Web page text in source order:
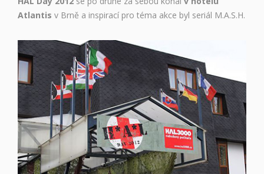
Atlantis v Brně a inspirací pro téma akce byl seriál M.A.S.H.